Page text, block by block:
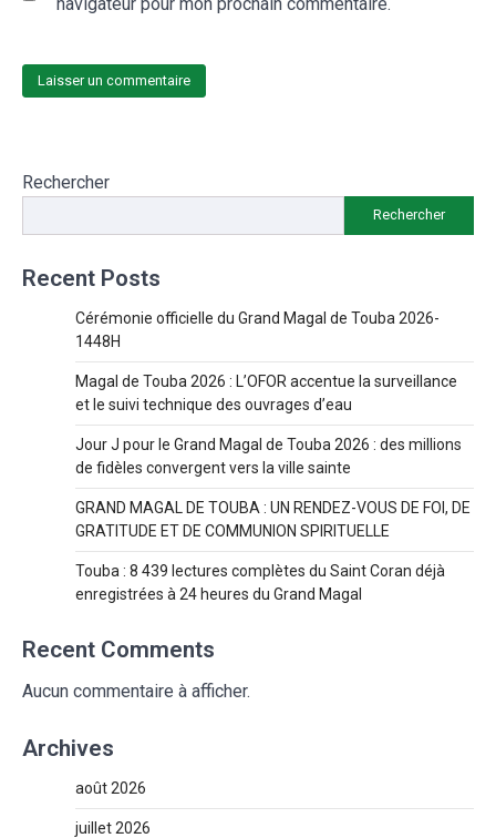
Rechercher
Rechercher
Recent Posts
Cérémonie officielle du Grand Magal de Touba 2026-
1448H
Magal de Touba 2026 : L’OFOR accentue la surveillance
et le suivi technique des ouvrages d’eau
Jour J pour le Grand Magal de Touba 2026 : des millions
de fidèles convergent vers la ville sainte
GRAND MAGAL DE TOUBA : UN RENDEZ-VOUS DE FOI, DE
GRATITUDE ET DE COMMUNION SPIRITUELLE
Touba : 8 439 lectures complètes du Saint Coran déjà
enregistrées à 24 heures du Grand Magal
Recent Comments
Aucun commentaire à afficher.
Archives
août 2026
juillet 2026